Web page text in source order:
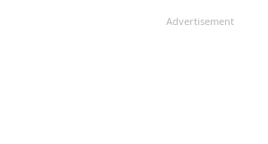
Advertisement